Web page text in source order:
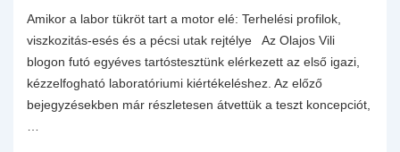
Amikor a labor tükröt tart a motor elé: Terhelési profilok,
viszkozitás-esés és a pécsi utak rejtélye Az Olajos Vili
blogon futó egyéves tartóstesztünk elérkezett az első igazi,
kézzelfogható laboratóriumi kiértékeléshez. Az előző
bejegyzésekben már részletesen átvettük a teszt koncepciót,
…